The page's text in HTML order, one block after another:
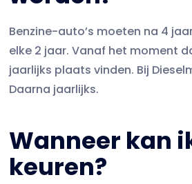
Benzine-auto’s moeten na 4
elke 2 jaar. Vanaf het moment
jaarlijks plaats vinden. Bij
Daarna jaarlijks.
Wanneer kan
keuren?